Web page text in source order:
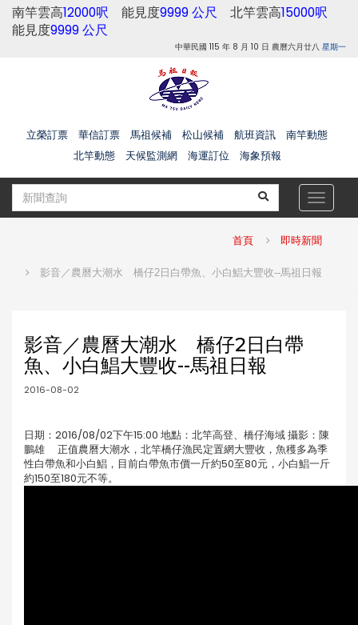
南竿雲高12000呎 能見度9999 公尺 北竿雲高15000呎
能見度9999 公尺
中華民國 115 年 8 月 10 日 農曆六月廿八 星期一
立榮訂票 華信訂票 馬祖候補 松山候補 航班資訊
南竿動態
北竿動態
天候監測網 海運訂位 海象預報
Toggle
首頁 即時新聞
影音／農曆大潮水 橋仔2日白帶魚、小白鯧大豐收--馬祖日報
影音／農曆大潮水 橋仔2日白帶
魚、小白鯧大豐收--馬祖日報
2016-08-02
日期：2016/08/02下午15:00 地點：北竿高登、橋仔海域 攝影：陳
鵬雄 正值農曆大潮水，北竿橋仔漁民定置網大豐收，魚穫多為季
性白帶魚和小白鯧，目前白帶魚市價一斤約50至80元，小白鯧一斤
約150至180元不等。